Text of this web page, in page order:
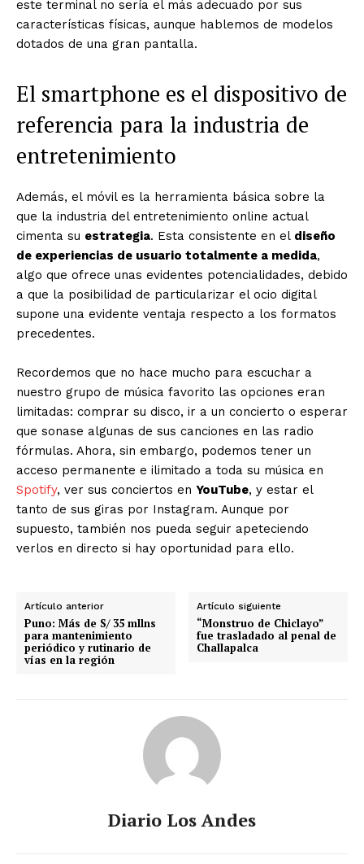
este terminal no sería el más adecuado por sus
características físicas, aunque hablemos de modelos
dotados de una gran pantalla.
El smartphone es el dispositivo de
referencia para la industria de
entretenimiento
Además, el móvil es la herramienta básica sobre la
que la industria del entretenimiento online actual
cimenta su estrategia. Esta consistente en el diseño
de experiencias de usuario totalmente a medida,
algo que ofrece unas evidentes potencialidades, debido
a que la posibilidad de particularizar el ocio digital
supone una evidente ventaja respecto a los formatos
precedentes.
Recordemos que no hace mucho para escuchar a
nuestro grupo de música favorito las opciones eran
limitadas: comprar su disco, ir a un concierto o esperar
que sonase algunas de sus canciones en las radio
fórmulas. Ahora, sin embargo, podemos tener un
acceso permanente e ilimitado a toda su música en
Spotify, ver sus conciertos en YouTube, y estar el
tanto de sus giras por Instagram. Aunque por
supuesto, también nos pueda seguir apeteciendo
verlos en directo si hay oportunidad para ello.
Artículo anterior
Puno: Más de S/ 35 mllns
para mantenimiento
periódico y rutinario de
vías en la región
Artículo siguiente
“Monstruo de Chiclayo”
fue trasladado al penal de
Challapalca
Diario Los Andes